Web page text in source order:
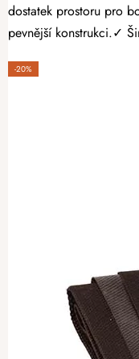
dostatek prostoru pro
pevnější konstrukci.✓
-20%